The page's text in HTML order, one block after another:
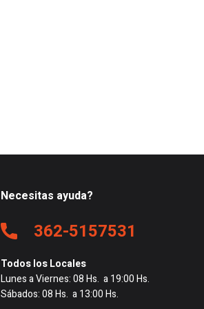
Necesitas ayuda?
362-5157531
Todos los Locales
Lunes a Viernes: 08 Hs. a 19:00 Hs.
Sábados: 08 Hs. a 13:00 Hs.